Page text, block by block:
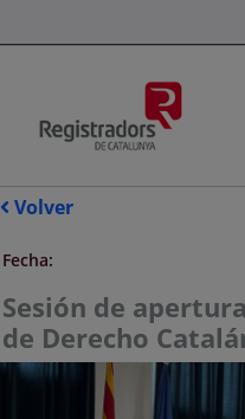
Volver
Fecha:
Sesión de
de Derecho